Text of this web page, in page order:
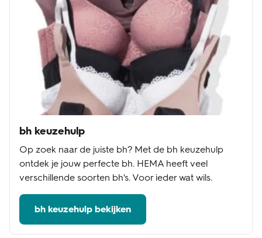
bh keuzehulp
Op zoek naar de juiste bh? Met de bh keuzehulp
ontdek je jouw perfecte bh. HEMA heeft veel
verschillende soorten bh's. Voor ieder wat wils.
bh keuzehulp bekijken